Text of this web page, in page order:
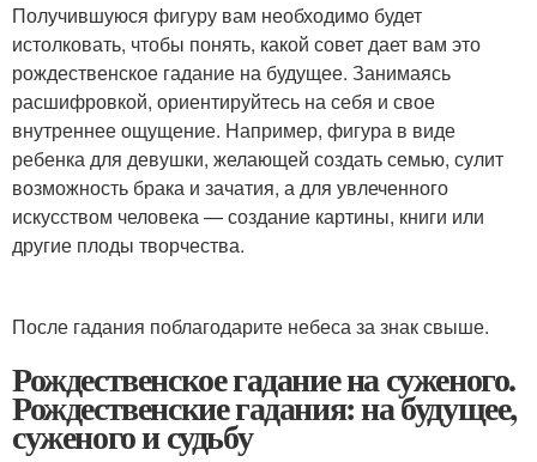
Получившуюся фигуру вам необходимо будет
истолковать, чтобы понять, какой совет дает вам это
рождественское гадание на будущее. Занимаясь
расшифровкой, ориентируйтесь на себя и свое
внутреннее ощущение. Например, фигура в виде
ребенка для девушки, желающей создать семью, сулит
возможность брака и зачатия, а для увлеченного
искусством человека — создание картины, книги или
другие плоды творчества.
После гадания поблагодарите небеса за знак свыше.
Рождественское гадание на суженого.
Рождественские гадания: на будущее,
суженого и судьбу